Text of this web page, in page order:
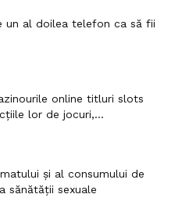
un al doilea telefon ca să fii
online titluri slots
lor de jocuri,...
și al consumului de
sănătății sexuale